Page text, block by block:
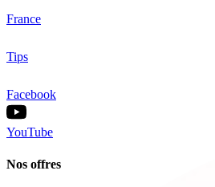
France
Tips
Facebook
YouTube
Nos offres